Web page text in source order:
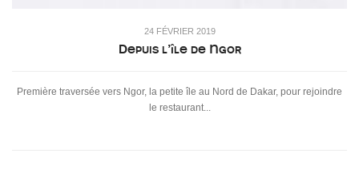
24 FÉVRIER 2019
Depuis l’île de Ngor
Première traversée vers Ngor, la petite île au Nord de Dakar, pour rejoindre
le restaurant...